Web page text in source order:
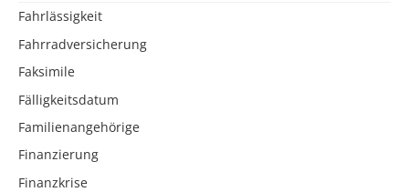
Fahrlässigkeit
Fahrradversicherung
Faksimile
Fälligkeitsdatum
Familienangehörige
Finanzierung
Finanzkrise